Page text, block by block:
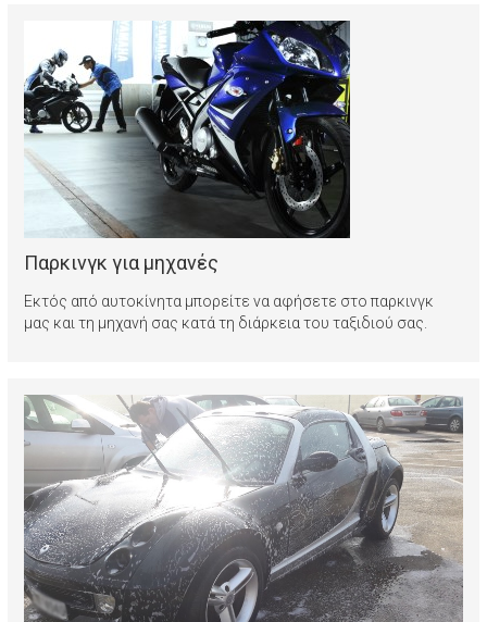
Παρκινγκ για μηχανές
Εκτός από αυτοκίνητα μπορείτε να αφήσετε στο παρκινγκ
μας και τη μηχανή σας κατά τη διάρκεια του ταξιδιού σας.